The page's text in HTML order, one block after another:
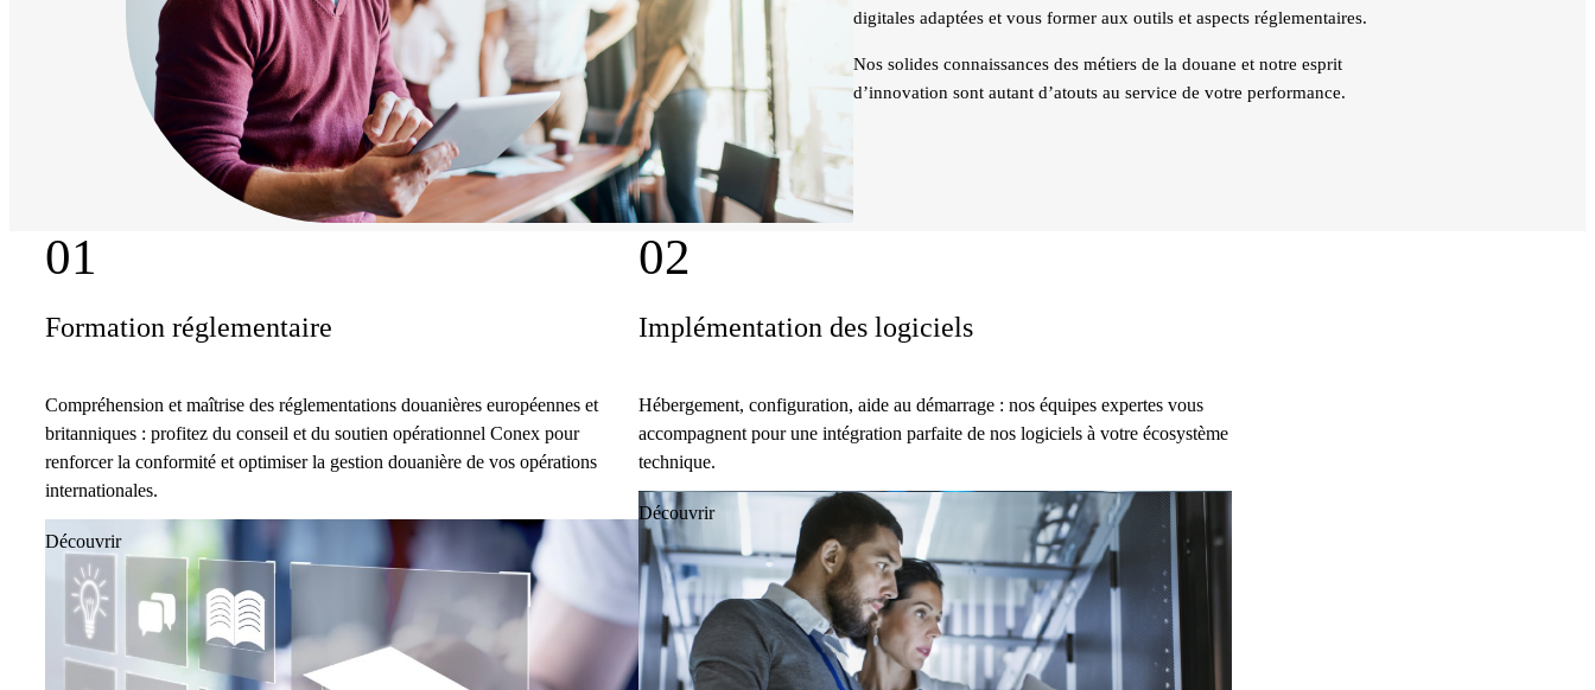
digitales adaptées et vous former aux outils et aspects réglementaires.
Nos solides connaissances des métiers de la douane et notre esprit
d’innovation sont autant d’atouts au service de votre performance.
01
Formation réglementaire
Compréhension et maîtrise des réglementations douanières européennes et
britanniques : profitez du conseil et du soutien opérationnel Conex pour
renforcer la conformité et optimiser la gestion douanière de vos opérations
internationales.
Découvrir
02
Implémentation des logiciels
Hébergement, configuration, aide au démarrage : nos équipes expertes vous
accompagnent pour une intégration parfaite de nos logiciels à votre écosystème
technique.
Découvrir